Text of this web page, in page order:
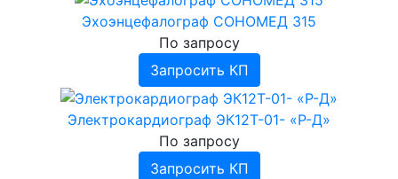
Эхоэнцефалограф СОНОМЕД 315
По запросу
Запросить КП
Электрокардиограф ЭК12Т-01- «Р-Д»
По запросу
Запросить КП